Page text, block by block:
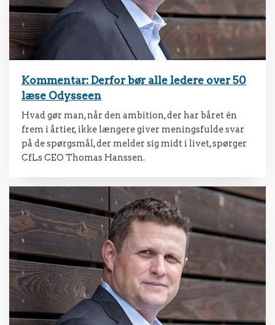
Kommentar: Derfor bør alle ledere over 50
læse Odysseen
Hvad gør man, når den ambition, der har båret én
frem i årtier, ikke længere giver meningsfulde svar
på de spørgsmål, der melder sig midt i livet, spørger
CfLs CEO Thomas Hanssen.